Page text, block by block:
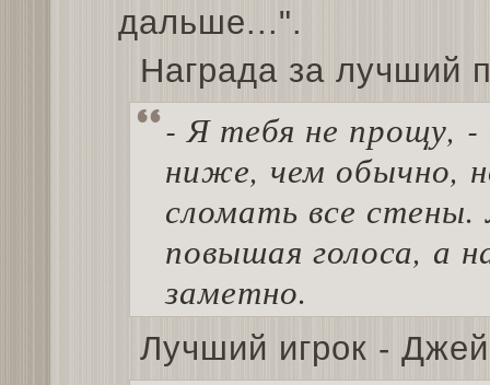
дальше...".
Награда за лучший
- Я тебя не прощу, -
ниже, чем обычно,
сломать все стены.
повышая голоса, а
заметно.
Лучший игрок -